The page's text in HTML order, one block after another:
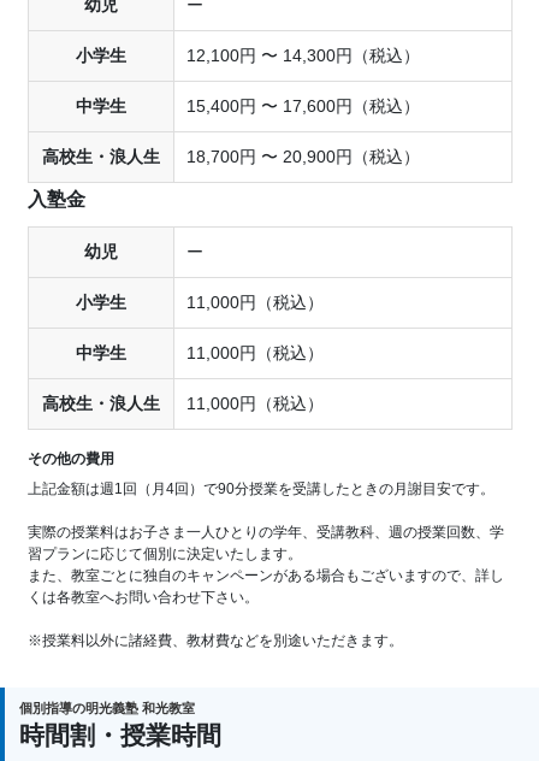
幼児 ー
小学生 12,100円 〜 14,300円（税込）
中学生 15,400円 〜 17,600円（税込）
高校生・浪人生 18,700円 〜 20,900円（税込）
入塾金
幼児 ー
小学生 11,000円（税込）
中学生 11,000円（税込）
高校生・浪人生 11,000円（税込）
その他の費用
上記金額は週1回（月4回）で90分授業を受講したときの月謝目安です。
実際の授業料はお子さま一人ひとりの学年、受講教科、週の授業回数、学
習プランに応じて個別に決定いたします。
また、教室ごとに独自のキャンペーンがある場合もございますので、詳し
くは各教室へお問い合わせ下さい。
※授業料以外に諸経費、教材費などを別途いただきます。
個別指導の明光義塾 和光教室
時間割・授業時間